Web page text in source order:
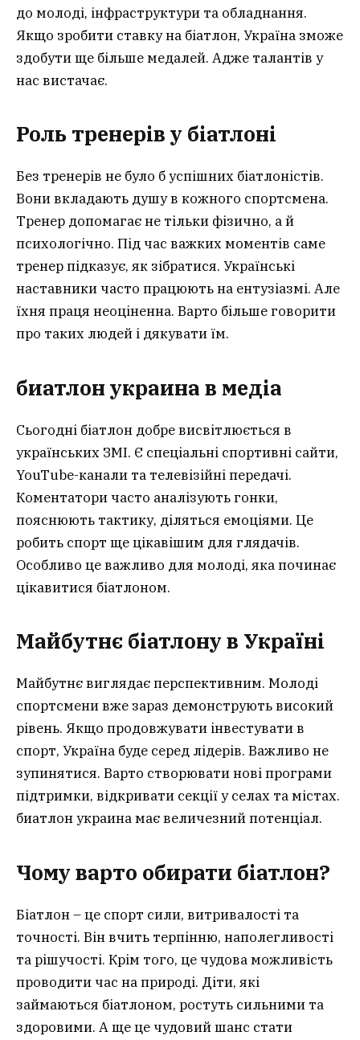
до молоді, інфраструктури та обладнання.
Якщо зробити ставку на біатлон, Україна зможе
здобути ще більше медалей. Адже талантів у
нас вистачає.
Роль тренерів у біатлоні
Без тренерів не було б успішних біатлоністів.
Вони вкладають душу в кожного спортсмена.
Тренер допомагає не тільки фізично, а й
психологічно. Під час важких моментів саме
тренер підказує, як зібратися. Українські
наставники часто працюють на ентузіазмі. Але
їхня праця неоціненна. Варто більше говорити
про таких людей і дякувати їм.
биатлон украина в медіа
Сьогодні біатлон добре висвітлюється в
українських ЗМІ. Є спеціальні спортивні сайти,
YouTube-канали та телевізійні передачі.
Коментатори часто аналізують гонки,
пояснюють тактику, діляться емоціями. Це
робить спорт ще цікавішим для глядачів.
Особливо це важливо для молоді, яка починає
цікавитися біатлоном.
Майбутнє біатлону в Україні
Майбутнє виглядає перспективним. Молоді
спортсмени вже зараз демонструють високий
рівень. Якщо продовжувати інвестувати в
спорт, Україна буде серед лідерів. Важливо не
зупинятися. Варто створювати нові програми
підтримки, відкривати секції у селах та містах.
биатлон украина має величезний потенціал.
Чому варто обирати біатлон?
Біатлон – це спорт сили, витривалості та
точності. Він вчить терпінню, наполегливості
та рішучості. Крім того, це чудова можливість
проводити час на природі. Діти, які
займаються біатлоном, ростуть сильними та
здоровими. А ще це чудовий шанс стати